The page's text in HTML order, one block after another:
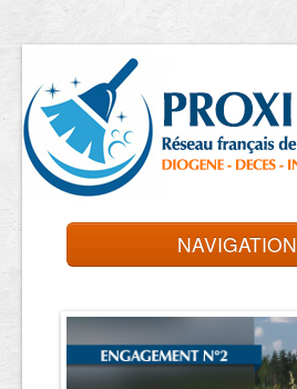
NAVIGATION
Trouver un professionnel
Contact et devis